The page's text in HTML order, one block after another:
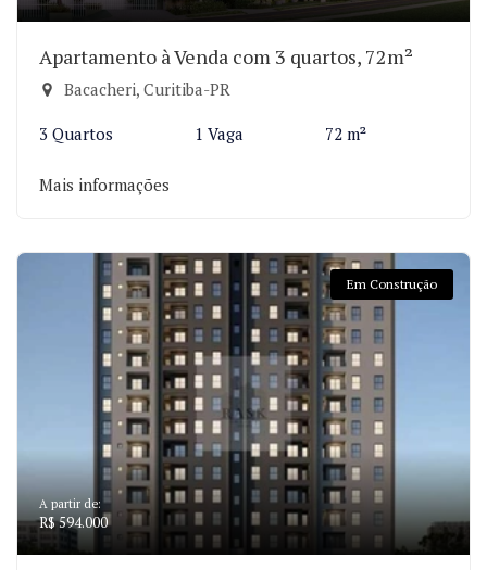
Apartamento à Venda com 3 quartos, 72m²
Bacacheri, Curitiba-PR
3 Quartos 1 Vaga 72 m²
Mais informações
Em Construção
A partir de:
R$ 594.000